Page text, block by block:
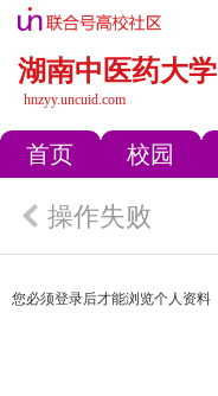
湖南中医药大学
hnzyy.uncuid.com
首页 校园
操作失败
您必须登录后才能浏览个人资料